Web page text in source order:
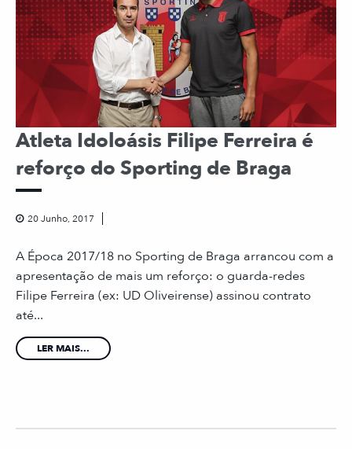
Atleta Idoloásis Filipe Ferreira é
reforço do Sporting de Braga
20 Junho, 2017
A Época 2017/18 no Sporting de Braga arrancou com a
apresentação de mais um reforço: o guarda-redes
Filipe Ferreira (ex: UD Oliveirense) assinou contrato
até...
LER MAIS...